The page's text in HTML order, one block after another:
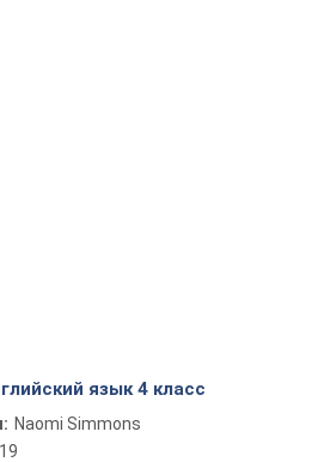
язык 4 класс
Naomi Simmons